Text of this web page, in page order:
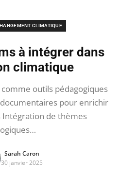
CLIMATIQUE
à intégrer dans
climatique
comme outils pédagogiques
pour enrichir
Intégration de thèmes
Sarah Caron
30 janvier 2025